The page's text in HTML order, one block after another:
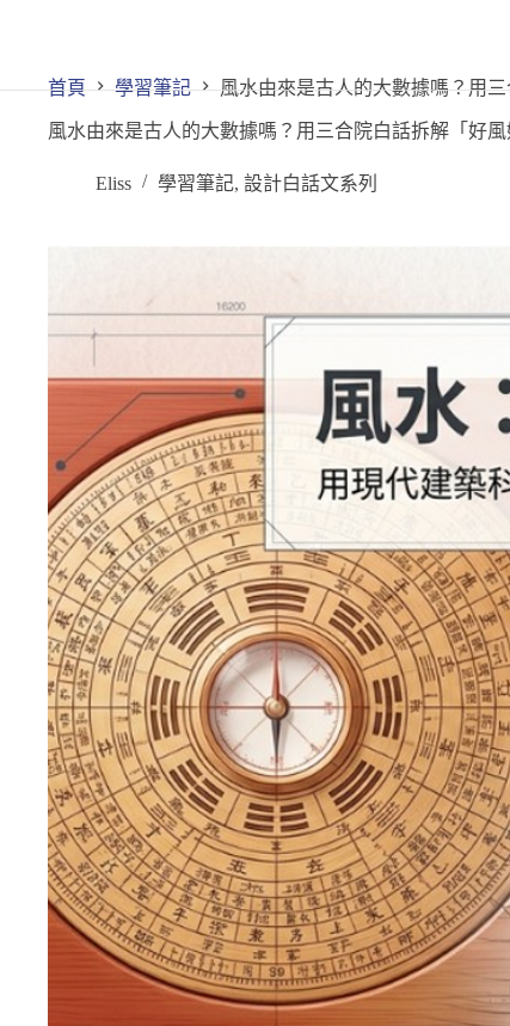
首頁 學習筆記 風水由來是古人的大數據嗎？用
風水由來是古人的大數據嗎？用三合院白話拆解「好風
Eliss 學習筆記, 設計白話文系列